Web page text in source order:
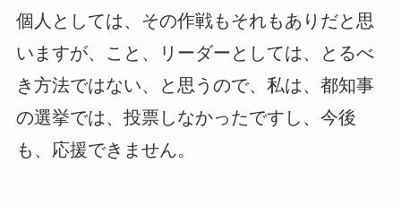
個人としては、その作戦もそれもありだと思
いますが、こと、リーダーとしては、とるべ
き方法ではない、と思うので、私は、都知事
の選挙では、投票しなかったですし、今後
も、応援できません。